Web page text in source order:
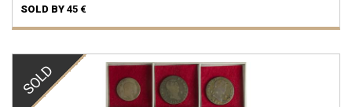
SOLD BY 45 €
SOLD